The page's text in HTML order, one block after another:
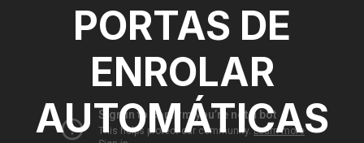
PORTAS DE
ENROLAR
AUTOMÁTICAS